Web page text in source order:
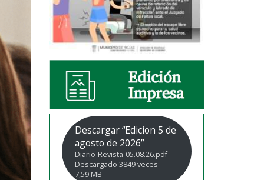
Descargar “Edicion 5 de
agosto de 2026”
Diario-Revista-05.08.26.pdf –
Descargado 3849 veces –
7,59 MB